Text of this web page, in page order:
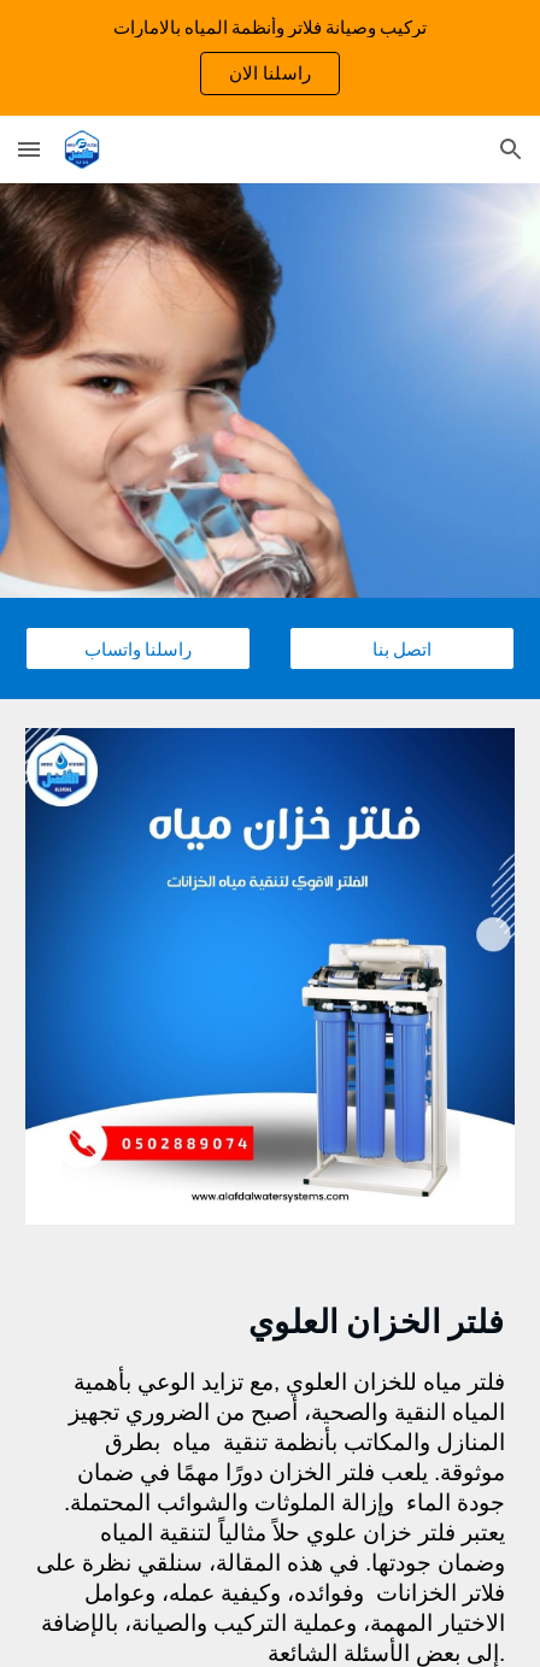
Skip to main content Skip to navigation
تركيب وصيانة فلاتر وأنظمة المياه بالامارات
راسلنا الان
راسلنا واتساب اتصل بنا
فلتر الخزان العلوي
فلتر مياه للخزان العلوي ,مع تزايد الوعي بأهمية
المياه النقية والصحية، أصبح من الضروري تجهيز
المنازل والمكاتب بأنظمة تنقية مياه بطرق
موثوقة. يلعب فلتر الخزان دورًا مهمًا في ضمان
جودة الماء وإزالة الملوثات والشوائب المحتملة.
يعتبر فلتر خزان علوي حلاً مثالياً لتنقية المياه
وضمان جودتها. في هذه المقالة، سنلقي نظرة على
فلاتر الخزانات وفوائده، وكيفية عمله، وعوامل
الاختيار المهمة، وعملية التركيب والصيانة، بالإضافة
إلى بعض الأسئلة الشائعة.